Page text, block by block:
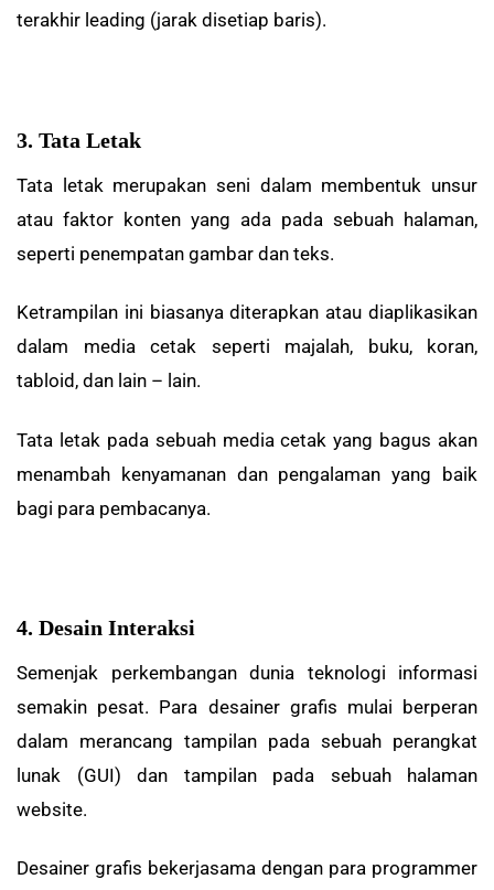
terakhir leading (jarak disetiap baris).
3. Tata Letak
Tata letak merupakan seni dalam membentuk unsur
atau faktor konten yang ada pada sebuah halaman,
seperti penempatan gambar dan teks.
Ketrampilan ini biasanya diterapkan atau diaplikasikan
dalam media cetak seperti majalah, buku, koran,
tabloid, dan lain – lain.
Tata letak pada sebuah media cetak yang bagus akan
menambah kenyamanan dan pengalaman yang baik
bagi para pembacanya.
4. Desain Interaksi
Semenjak perkembangan dunia teknologi informasi
semakin pesat. Para desainer grafis mulai berperan
dalam merancang tampilan pada sebuah perangkat
lunak (GUI) dan tampilan pada sebuah halaman
website.
Desainer grafis bekerjasama dengan para programmer